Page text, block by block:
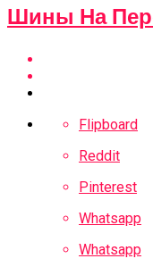
Шины На
Flipboard
Reddit
Pinterest
Whatsapp
Whatsapp